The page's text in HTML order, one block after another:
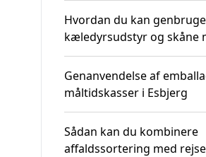
Hvordan du kan genbruge
kæledyrsudstyr og skåne
Genanvendelse af
måltidskasser i Esbjerg
Sådan kan du kombinere
affaldssortering med